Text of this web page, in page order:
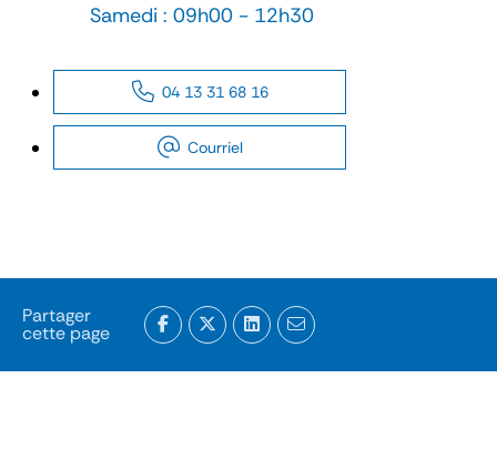
Samedi : 09h00 - 12h30
04 13 31 68 16
Courriel
Partager
cette page